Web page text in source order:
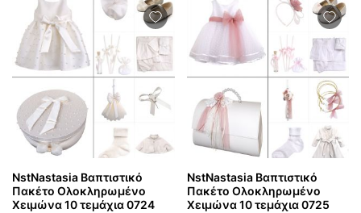
NstNastasia Βαπτιστικό
Πακέτο Ολοκληρωμένο
Χειμώνα 10 τεμάχια 0724
NstNastasia Βαπτιστικό
Πακέτο Ολοκληρωμένο
Χειμώνα 10 τεμάχια 0725